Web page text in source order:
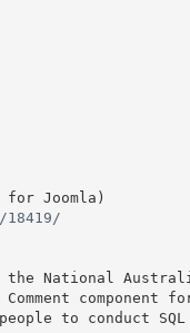
the National
component
to conduct